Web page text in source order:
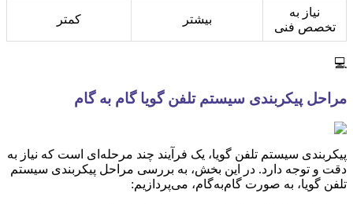
نیاز به
تخصص فنی
بیشتر کمتر
💻
مراحل پیکربندی سیستم تلفن گویا گام به گام
پیکربندی سیستم تلفن گویا، یک فرآیند چند مرحله‌ای است که نیاز به
دقت و توجه دارد. در این بخش، به بررسی مراحل پیکربندی سیستم
تلفن گویا، به صورت گام‌به‌گام، می‌پردازیم: